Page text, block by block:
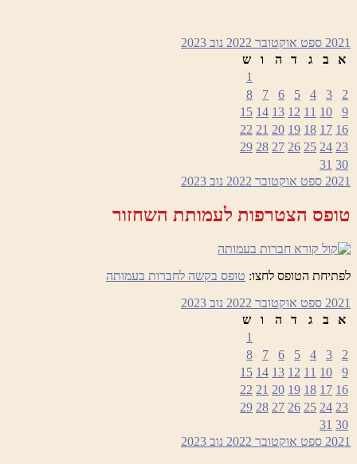
2021 ספט אוקטובר 2022 נוב 2023
א
ב ג ד ה ו
ש
1
2
3
4
5
6
7
8
9
10
11
12
13
14
15
16
17
18
19
20
21
22
23
24
25
26
27
28
29
30
31
2021 ספט אוקטובר 2022 נוב 2023
טופס הצטרפות לעמותת השחזור
לפתיחת הטופס לחצו: טופס בקשה לחברות בעמותה
2021 ספט אוקטובר 2022 נוב 2023
א
ב ג ד ה ו
ש
1
2
3
4
5
6
7
8
9
10
11
12
13
14
15
16
17
18
19
20
21
22
23
24
25
26
27
28
29
30
31
2021 ספט אוקטובר 2022 נוב 2023